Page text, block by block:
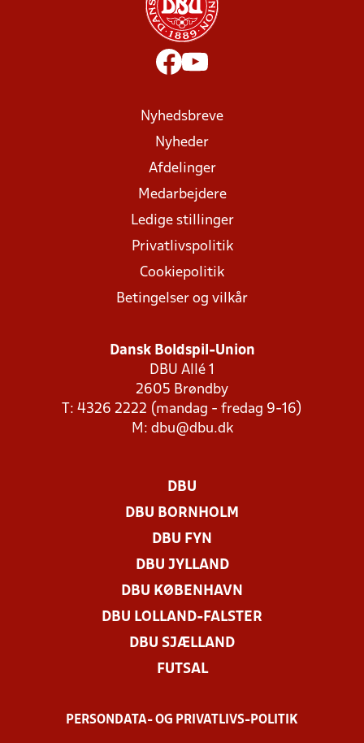
Nyhedsbreve
Nyheder
Afdelinger
Medarbejdere
Ledige stillinger
Privatlivspolitik
Cookiepolitik
Betingelser og vilkår
Dansk Boldspil-Union
DBU Allé 1
2605 Brøndby
T: 4326 2222 (mandag - fredag 9-16)
M: dbu@dbu.dk
DBU
DBU BORNHOLM
DBU FYN
DBU JYLLAND
DBU KØBENHAVN
DBU LOLLAND-FALSTER
DBU SJÆLLAND
FUTSAL
PERSONDATA- OG PRIVATLIVS-POLITIK